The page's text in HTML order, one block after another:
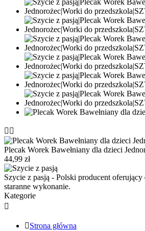
 
Plecak Worek Bawełniany dla dzieci
44,99 zł
Szycie z pasją - Polski producent
staranne wykonanie.
Kategorie

Strona główna